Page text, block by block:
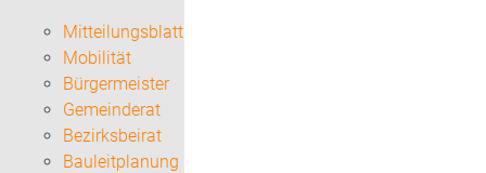
Mitteilungsblatt
Mobilität
Bürgermeister
Gemeinderat
Bezirksbeirat
Bauleitplanung